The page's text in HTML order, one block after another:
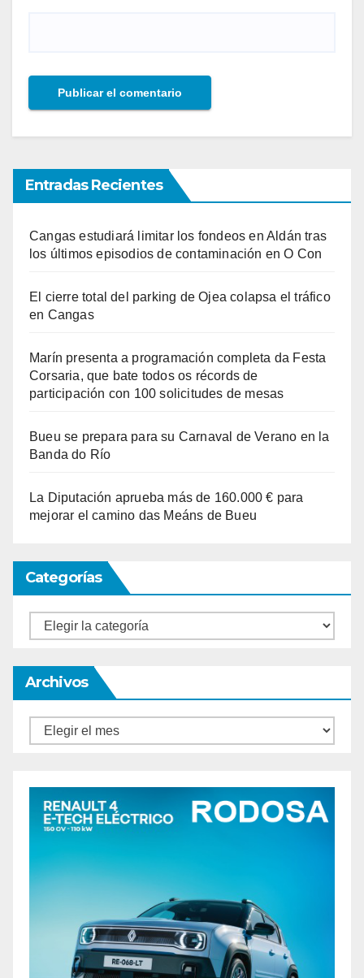
Entradas Recientes
Cangas estudiará limitar los fondeos en Aldán tras
los últimos episodios de contaminación en O Con
El cierre total del parking de Ojea colapsa el tráfico
en Cangas
Marín presenta a programación completa da Festa
Corsaria, que bate todos os récords de
participación con 100 solicitudes de mesas
Bueu se prepara para su Carnaval de Verano en la
Banda do Río
La Diputación aprueba más de 160.000 € para
mejorar el camino das Meáns de Bueu
Categorías
Categorías
Archivos
Archivos